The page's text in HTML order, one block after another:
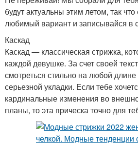
будут актуальны этим летом, так
любимый вариант и записывайся в
Каскад
Каскад — классическая стрижка,
каждой девушке. За счет своей
смотреться стильно на любой
серьезной укладки. Если тебе
кардинальные изменения во
планы, то эта прическа точно для